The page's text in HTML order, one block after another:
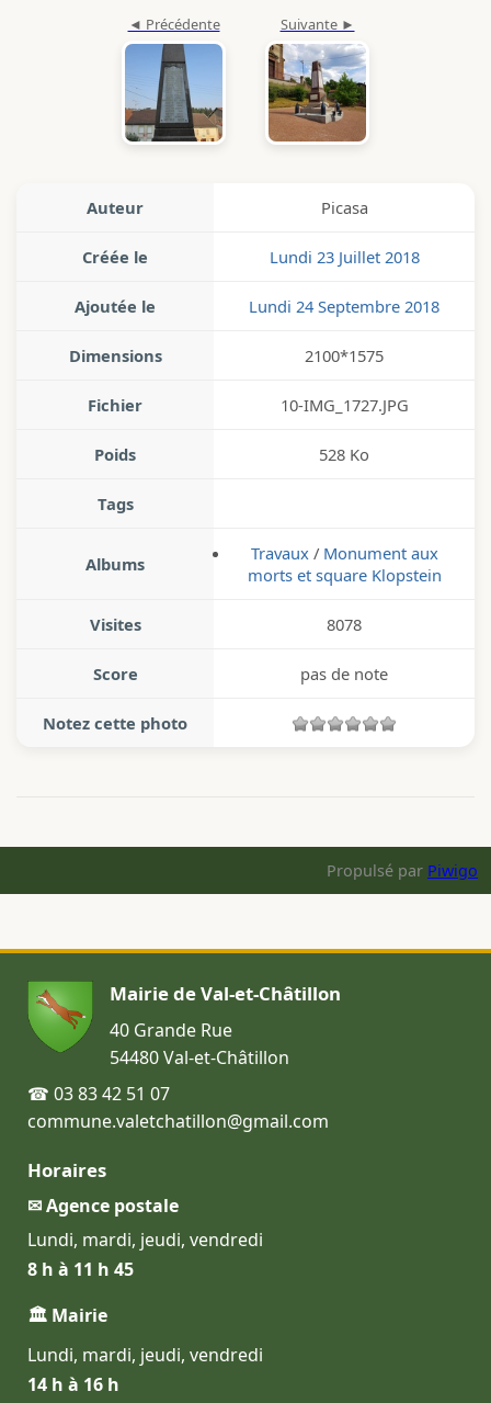
Auteur Picasa
Créée le Lundi 23 Juillet 2018
Ajoutée le Lundi 24 Septembre 2018
Dimensions 2100*1575
Fichier 10-IMG_1727.JPG
Poids 528 Ko
Tags
Albums Travaux/ Monument aux
morts et square Klopstein
Visites 8078
Score pas de note
Notez cette photo
Propulsé par Piwigo
Mairie de Val-et-Châtillon
40 Grande Rue
54480 Val-et-Châtillon
☎ 03 83 42 51 07
commune.valetchatillon@gmail.com
Horaires
✉ Agence postale
Lundi, mardi, jeudi, vendredi
8 h à 11 h 45
🏛 Mairie
Lundi, mardi, jeudi, vendredi
14 h à 16 h